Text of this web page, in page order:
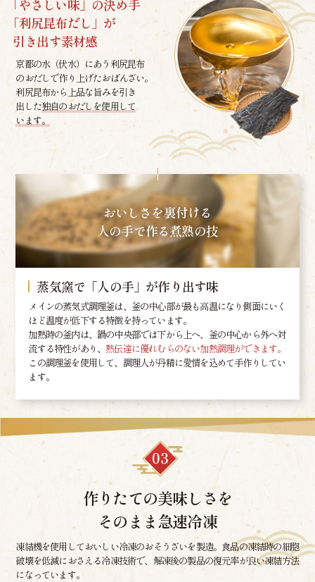
「やさしい味」の決め手
「利尻昆布だし」が
引き出す素材感
京都の水（伏水）にあう利尻昆布
のおだしで作り上げたおばんざい。
利尻昆布から上品な旨みを引き
出した独自のおだしを使用して
います。
おいしさを裏付ける
人の手で作る煮熟の技
蒸気窯で「人の手」が作り出す味
メインの蒸気式調理釜は、釜の中心部が最も高温になり側面にいく
ほど温度が低下する特徴を持っています。
加熱時の釜内は、鍋の中央部では下から上へ、釜の中心から外へ対
流する特性があり、 熱伝達に優れむらのない加熱調理ができます。
この調理釜を使用して、調理人が丹精に愛情を込めて手作りしてい
ます。
作りたての美味しさを
そのまま急速冷凍
凍結機を使用しておいしい冷凍のおそうざいを製造。食品の凍結時の細胞
破壊を低減におさえる冷凍技術で、解凍後の製品の復元率が良い凍結方法
になっています。